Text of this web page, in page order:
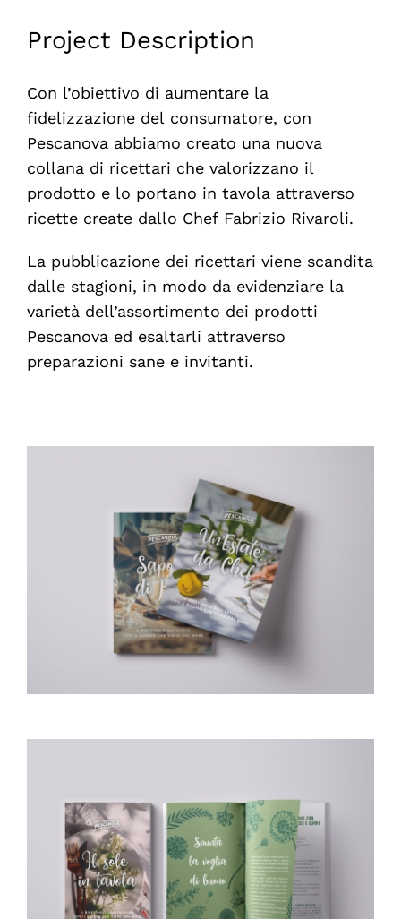
Project Description
Con l’obiettivo di aumentare la
fidelizzazione del consumatore, con
Pescanova abbiamo creato una nuova
collana di ricettari che valorizzano il
prodotto e lo portano in tavola attraverso
ricette create dallo Chef Fabrizio Rivaroli.
La pubblicazione dei ricettari viene scandita
dalle stagioni, in modo da evidenziare la
varietà dell’assortimento dei prodotti
Pescanova ed esaltarli attraverso
preparazioni sane e invitanti.